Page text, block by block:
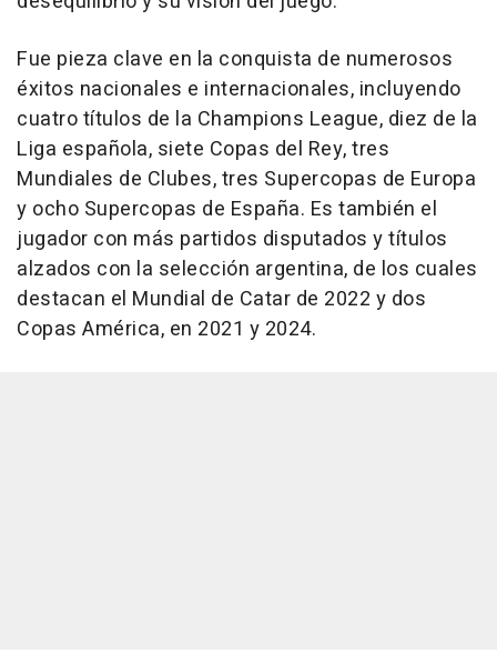
Fue pieza clave en la conquista de numerosos
éxitos nacionales e internacionales, incluyendo
cuatro títulos de la Champions League, diez de la
Liga española, siete Copas del Rey, tres
Mundiales de Clubes, tres Supercopas de Europa
y ocho Supercopas de España. Es también el
jugador con más partidos disputados y títulos
alzados con la selección argentina, de los cuales
destacan el Mundial de Catar de 2022 y dos
Copas América, en 2021 y 2024.